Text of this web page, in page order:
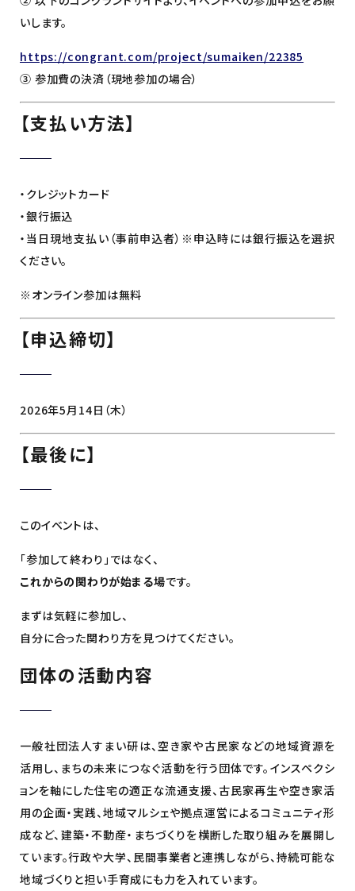
いします。
https://congrant.com/project/sumaiken/22385
③ 参加費の決済（現地参加の場合）
【支払い方法】
・クレジットカード
・銀行振込
・当日現地支払い（事前申込者）※申込時には銀行振込を選択
ください。
※オンライン参加は無料
【申込締切】
2026年5月14日（木）
【最後に】
このイベントは、
「参加して終わり」ではなく、
これからの関わりが始まる場です。
まずは気軽に参加し、
自分に合った関わり方を見つけてください。
団体の活動内容
一般社団法人すまい研は、空き家や古民家などの地域資源を
活用し、まちの未来につなぐ活動を行う団体です。インスペクシ
ョンを軸にした住宅の適正な流通支援、古民家再生や空き家活
用の企画・実践、地域マルシェや拠点運営によるコミュニティ形
成など、建築・不動産・まちづくりを横断した取り組みを展開し
ています。行政や大学、民間事業者と連携しながら、持続可能な
地域づくりと担い手育成にも力を入れています。